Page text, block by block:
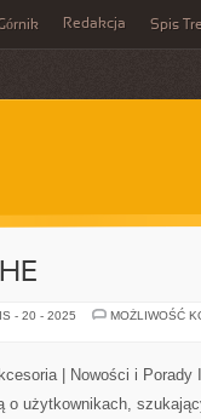
Redakcja Spis
- 20 - 2025
MOŻLIWOŚĆ
| Nowości i Porady
o użytkownikach,